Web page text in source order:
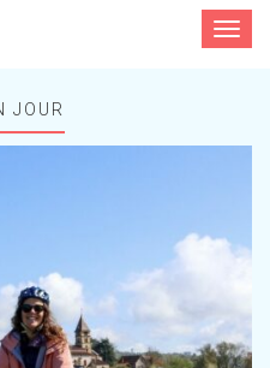
Toggle
JOUR